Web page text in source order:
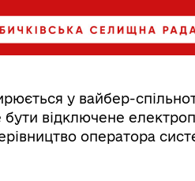
у вайбер-
відключене
оператора